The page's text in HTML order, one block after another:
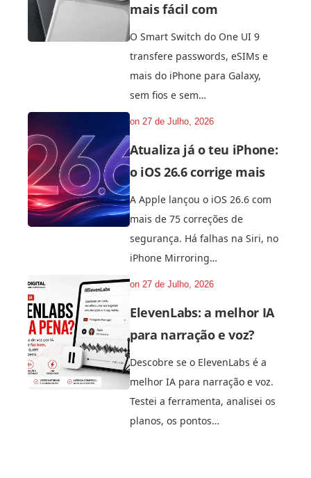
mais fácil com
O Smart Switch do One UI 9
transfere passwords, eSIMs e
mais do iPhone para Galaxy,
sem fios e sem…
on27 de Julho, 2026
Atualiza já o teu iPhone:
o iOS 26.6 corrige mais
A Apple lançou o iOS 26.6 com
mais de 75 correções de
segurança. Há falhas na Siri, no
iPhone Mirroring…
on27 de Julho, 2026
ElevenLabs: a melhor IA
para narração e voz?
Descobre se o ElevenLabs é a
melhor IA para narração e voz.
Testei a ferramenta, analisei os
planos, os pontos…